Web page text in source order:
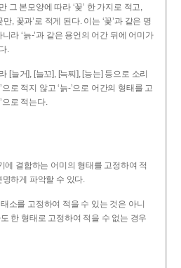
그 본모양에 따라 ‘꽃’ 한 가지로 적고,
, 꽃과’로 적게 된다. 이는 ‘꽃’과 같은 명
라 ‘늙-’과 같은 용언의 어간 뒤에 어미가
.
[늘거], [늘꼬], [늑찌], [능는] 등으로 소리
로 적지 않고 ‘늙-’으로 어간의 형태를 고
으로 적는다.
에 결합하는 어미의 형태를 고정하여 적
하게 파악할 수 있다.
소를 고정하여 적을 수 있는 것은 아니
한 형태로 고정하여 적을 수 없는 경우